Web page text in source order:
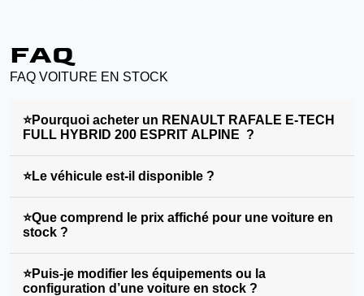
FAQ
FAQ VOITURE EN STOCK
⭐Pourquoi acheter un RENAULT RAFALE E-TECH
FULL HYBRID 200 ESPRIT ALPINE ?
⭐Le véhicule est-il disponible ?
⭐Que comprend le prix affiché pour une voiture en
stock ?
⭐Puis-je modifier les équipements ou la
configuration d’une voiture en stock ?